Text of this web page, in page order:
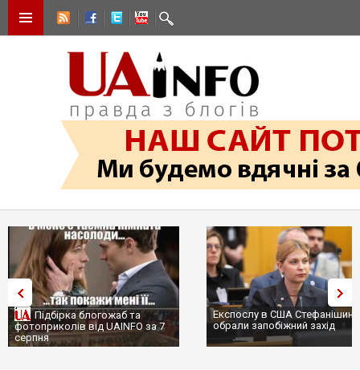
Підбірка блогожаб та
фотоприколів від UAINFO за 7
серпня
Експослу в США
обрали запобіжний захід